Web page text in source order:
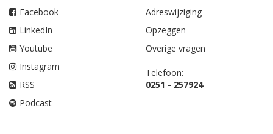
Facebook
LinkedIn
Youtube
Instagram
RSS
Podcast
Adreswijziging
Opzeggen
Overige vragen
Telefoon:
0251 - 257924